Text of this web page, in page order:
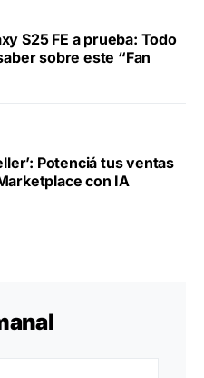
S25 FE a prueba: Todo
sobre este “Fan
Potenciá tus ventas
con IA